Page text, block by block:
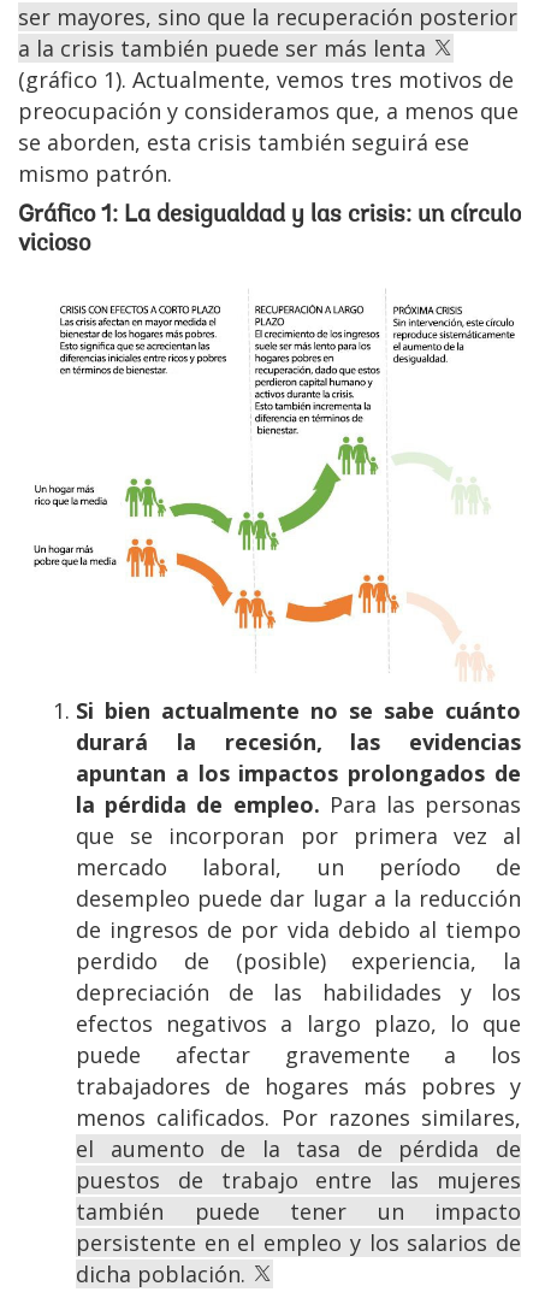
ser mayores, sino que la recuperación posterior
a la crisis también puede ser más lenta
(gráfico 1). Actualmente, vemos tres motivos de
preocupación y consideramos que, a menos que
se aborden, esta crisis también seguirá ese
mismo patrón.
Gráfico 1: La desigualdad y las crisis: un círculo
vicioso
Si bien actualmente no se sabe cuánto
durará la recesión, las evidencias
apuntan a los impactos prolongados de
la pérdida de empleo. Para las personas
que se incorporan por primera vez al
mercado laboral, un período de
desempleo puede dar lugar a la reducción
de ingresos de por vida debido al tiempo
perdido de (posible) experiencia, la
depreciación de las habilidades y los
efectos negativos a largo plazo, lo que
puede afectar gravemente a los
trabajadores de hogares más pobres y
menos calificados. Por razones similares,
el aumento de la tasa de pérdida de
puestos de trabajo entre las mujeres
también puede tener un impacto
persistente en el empleo y los salarios de
dicha población.